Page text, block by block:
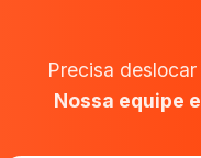
Precisa
Nossa equipe